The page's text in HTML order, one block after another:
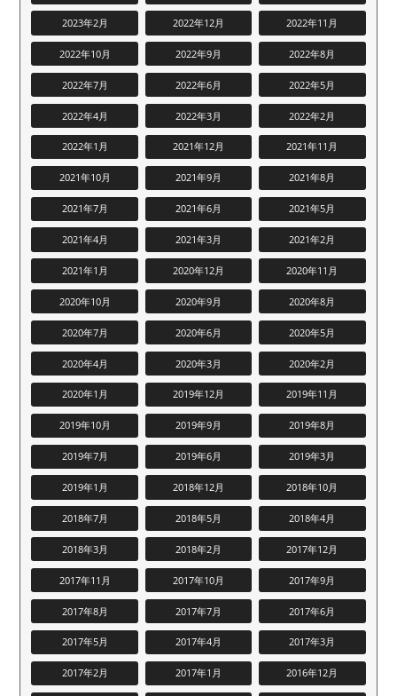
2023年2月 2022年12月 2022年11月
2022年10月 2022年9月 2022年8月
2022年7月 2022年6月 2022年5月
2022年4月 2022年3月 2022年2月
2022年1月 2021年12月 2021年11月
2021年10月 2021年9月 2021年8月
2021年7月 2021年6月 2021年5月
2021年4月 2021年3月 2021年2月
2021年1月 2020年12月 2020年11月
2020年10月 2020年9月 2020年8月
2020年7月 2020年6月 2020年5月
2020年4月 2020年3月 2020年2月
2020年1月 2019年12月 2019年11月
2019年10月 2019年9月 2019年8月
2019年7月 2019年6月 2019年3月
2019年1月 2018年12月 2018年10月
2018年7月 2018年5月 2018年4月
2018年3月 2018年2月 2017年12月
2017年11月 2017年10月 2017年9月
2017年8月 2017年7月 2017年6月
2017年5月 2017年4月 2017年3月
2017年2月 2017年1月 2016年12月